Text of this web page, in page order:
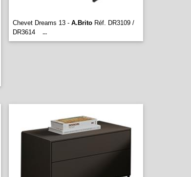
Chevet Dreams 13 - A.Brito Réf. DR3109 /
DR3614
...